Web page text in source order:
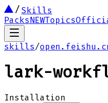
Skills
PacksNEWTopics
skills/
lark-
Installation